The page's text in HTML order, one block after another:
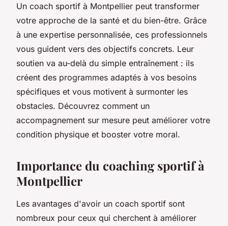
Un coach sportif à Montpellier peut transformer
votre approche de la santé et du bien-être. Grâce
à une expertise personnalisée, ces professionnels
vous guident vers des objectifs concrets. Leur
soutien va au-delà du simple entraînement : ils
créent des programmes adaptés à vos besoins
spécifiques et vous motivent à surmonter les
obstacles. Découvrez comment un
accompagnement sur mesure peut améliorer votre
condition physique et booster votre moral.
Importance du coaching sportif à
Montpellier
Les avantages d'avoir un coach sportif sont
nombreux pour ceux qui cherchent à améliorer